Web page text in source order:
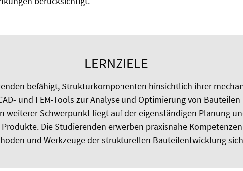
LERNZIELE
befähigt, Strukturkomponenten hinsichtlich ihrer
und FEM-Tools zur Analyse und Optimierung von
weiterer Schwerpunkt liegt auf der eigenständigen Planung
Die Studierenden erwerben praxisnahe
und Werkzeuge der strukturellen Bauteilentwicklung